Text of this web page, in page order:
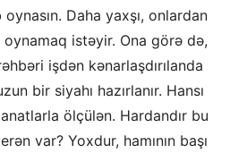
Daha yaxşı, onlardan
istəyir. Ona görə də,
işdən kənarlaşdırılanda
bir siyahı hazırlanır. Hansı
ölçülən. Hardandır bu
var? Yoxdur, hamının başı